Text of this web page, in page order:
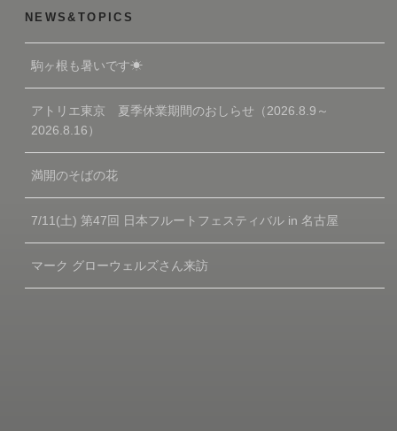
NEWS&TOPICS
駒ヶ根も暑いです☀
アトリエ東京 夏季休業期間のおしらせ（2026.8.9～
2026.8.16）
満開のそばの花
7/11(土) 第47回 日本フルートフェスティバル in 名古屋
マーク グローウェルズさん来訪